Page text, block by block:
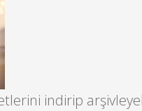
indirip